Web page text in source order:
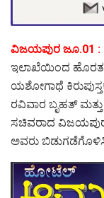
ವಿಜಯಪುರ ಜೂ.01 :
ಇಲಾಖೆಯಿಂದ
ಯಶೋಗಾಥೆ
ರವಿವಾರ ಬೃಹತ್
ಸಚಿವರಾದ ವಿಜಯಪುರ
ಅವರು